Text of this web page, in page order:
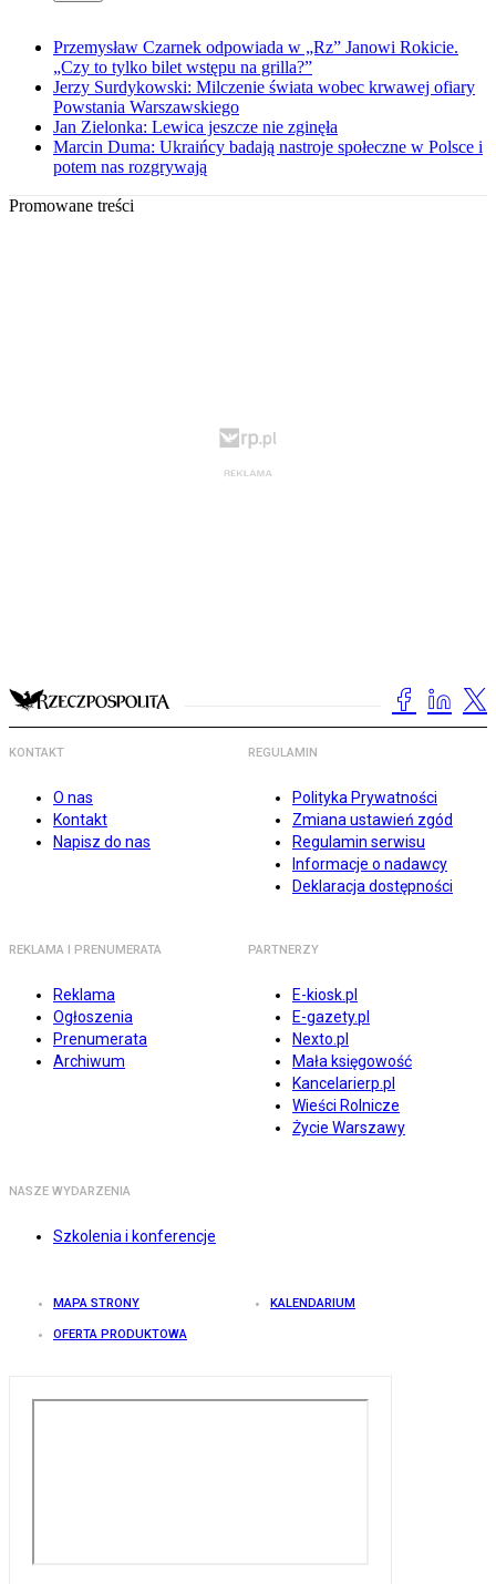
Przemysław Czarnek odpowiada w „Rz” Janowi Rokicie.
„Czy to tylko bilet wstępu na grilla?”
Jerzy Surdykowski: Milczenie świata wobec krwawej ofiary
Powstania Warszawskiego
Jan Zielonka: Lewica jeszcze nie zginęła
Marcin Duma: Ukraińcy badają nastroje społeczne w Polsce i
potem nas rozgrywają
Promowane treści
KONTAKT
O nas
Kontakt
Napisz do nas
REGULAMIN
Polityka Prywatności
Zmiana ustawień zgód
Regulamin serwisu
Informacje o nadawcy
Deklaracja dostępności
REKLAMA I PRENUMERATA
Reklama
Ogłoszenia
Prenumerata
Archiwum
PARTNERZY
E-kiosk.pl
E-gazety.pl
Nexto.pl
Mała księgowość
Kancelarierp.pl
Wieści Rolnicze
Życie Warszawy
NASZE WYDARZENIA
Szkolenia i konferencje
MAPA STRONY KALENDARIUM
OFERTA PRODUKTOWA